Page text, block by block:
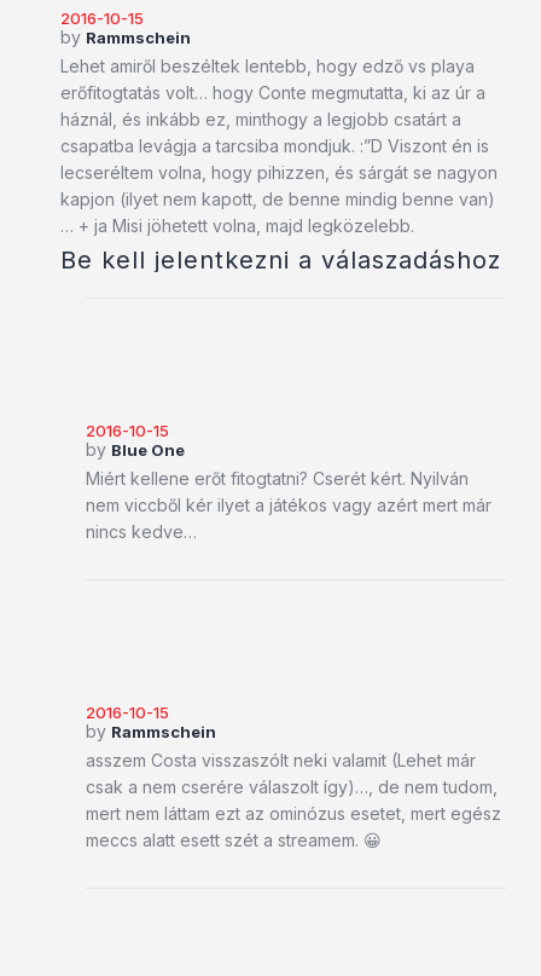
2016-10-15
by Rammschein
Lehet amiről beszéltek lentebb, hogy edző vs playa
erőfitogtatás volt… hogy Conte megmutatta, ki az úr a
háznál, és inkább ez, minthogy a legjobb csatárt a
csapatba levágja a tarcsiba mondjuk. :”D Viszont én is
lecseréltem volna, hogy pihizzen, és sárgát se nagyon
kapjon (ilyet nem kapott, de benne mindig benne van)
… + ja Misi jöhetett volna, majd legközelebb.
Be kell jelentkezni a válaszadáshoz
2016-10-15
by Blue One
Miért kellene erőt fitogtatni? Cserét kért. Nyilván
nem viccből kér ilyet a játékos vagy azért mert már
nincs kedve…
2016-10-15
by Rammschein
asszem Costa visszaszólt neki valamit (Lehet már
csak a nem cserére válaszolt így)…, de nem tudom,
mert nem láttam ezt az ominózus esetet, mert egész
meccs alatt esett szét a streamem. 😀